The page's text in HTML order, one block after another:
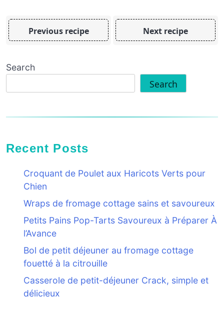
Previous recipe Next recipe
Search
Search
Recent Posts
Croquant de Poulet aux Haricots Verts pour
Chien
Wraps de fromage cottage sains et savoureux
Petits Pains Pop-Tarts Savoureux à Préparer À
l’Avance
Bol de petit déjeuner au fromage cottage
fouetté à la citrouille
Casserole de petit-déjeuner Crack, simple et
délicieux